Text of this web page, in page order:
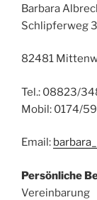
Barbara
Schlipferweg 3
82481
Tel.: 08823/
Mobil: 0174/
Email:
Persönliche
Vereinbarung